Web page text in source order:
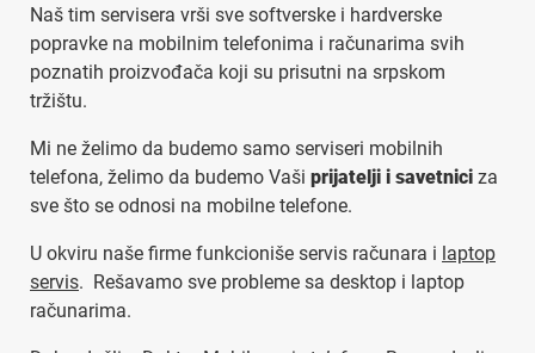
Naš tim servisera vrši sve softverske i hardverske
popravke na mobilnim telefonima i računarima svih
poznatih proizvođača koji su prisutni na srpskom
tržištu.
Mi ne želimo da budemo samo serviseri mobilnih
telefona, želimo da budemo Vaši prijatelji i savetnici za
sve što se odnosi na mobilne telefone.
U okviru naše firme funkcioniše servis računara i laptop
servis. Rešavamo sve probleme sa desktop i laptop
računarima.